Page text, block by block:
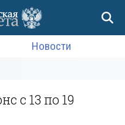
Новости
с 13 по 19